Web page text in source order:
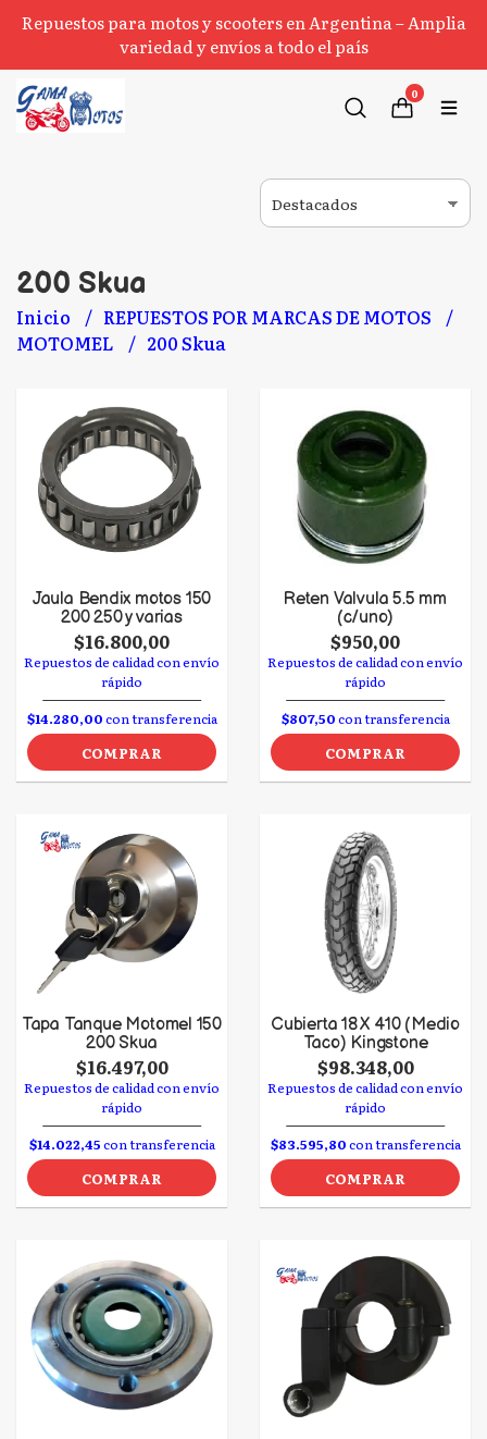
Repuestos para motos y scooters en Argentina – Amplia
variedad y envíos a todo el país
0
200 Skua
Inicio
REPUESTOS POR MARCAS DE MOTOS
MOTOMEL
200 Skua
Jaula Bendix motos 150
200 250 y varias
$16.800,00
Repuestos de calidad con envío
rápido
$14.280,00con transferencia
COMPRAR
Reten Valvula 5.5 mm
(c/uno)
$950,00
Repuestos de calidad con envío
rápido
$807,50con transferencia
COMPRAR
Tapa Tanque Motomel 150
200 Skua
$16.497,00
Repuestos de calidad con envío
rápido
$14.022,45con transferencia
COMPRAR
Cubierta 18 X 410 (Medio
Taco) Kingstone
$98.348,00
Repuestos de calidad con envío
rápido
$83.595,80con transferencia
COMPRAR